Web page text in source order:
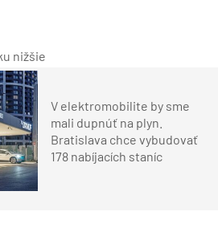
V elektromobilite by sme
mali dupnúť na plyn.
Bratislava chce vybudovať
178 nabíjacích staníc